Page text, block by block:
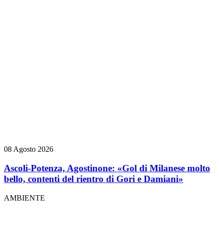
08 Agosto 2026
Ascoli-Potenza, Agostinone: «Gol di Milanese molto
bello, contenti del rientro di Gori e Damiani»
AMBIENTE